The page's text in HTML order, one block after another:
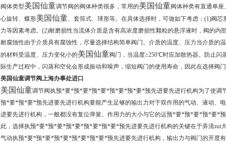
阀体类型美国仙童调节阀的阀体种类很多，常用的美国仙童阀体种类有直通单
心旋转、蝶形美国仙童、套筒式、球形等。在具体选择时，可做如下考虑：(1)阀
力等因素考虑。(2)耐磨损性当流体介质是含有高浓度磨损性颗粒的悬浮液时，阀的内部
耐腐蚀性由于介质具有腐蚀性，尽量选择结构简单阀门。介质的温度、压力当介质的
的材料受温度、压力变化小的美国仙童阀门，当温度≥250℃时应加散热器。防止闪
际生产过程中，闪蒸和空化会形成振动和噪声，缩短阀门的使用寿命，因此在选择阀
美国仙童调节阀上海办事处进口
美国仙童调节阀执预*要*预*要*预*要*预*要*预*要*预先进要先进行机构为了使调
预*要*预*要*预先进要先进行机构要能产生足够的输出力对于双作用的气动、液动
进要先进行机构，一般都没有复位弹簧。作用力的大小与它的运预*要*预*要*预*要*
此，选择执预*要*预*要*预*要*预*要*预*要*预先进要先进行机构的关键在于弄清zui
气动执预*要*预*要*预*要*预*要*预*要*预先进要先进行机构，输出力与阀门的开度